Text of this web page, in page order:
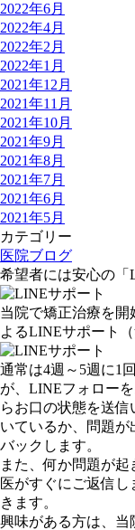
2022年6月
2022年4月
2022年2月
2022年1月
2021年12月
2021年11月
2021年10月
2021年9月
2021年8月
2021年7月
2021年6月
2021年5月
カテゴリー
医院ブログ
希望者には安心の「
当院で矯正治療を
よるLINEサポート
通常は4週～5週に1回
が、LINEフォロー
らお口の状態を送
いているか、問題
バックします。
また、何か問題が
医がすぐにご返信し
きます。
興味がある方は、当